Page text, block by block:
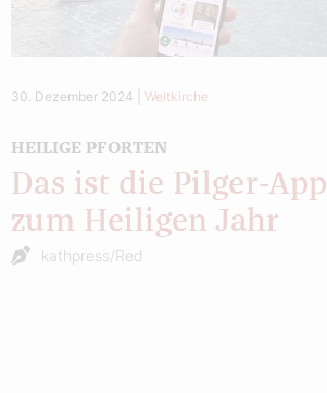
30. Dezember 2024 Weltkirche
HEILIGE PFORTEN
Das ist die Pilger-App
zum Heiligen Jahr
kathpress/Red